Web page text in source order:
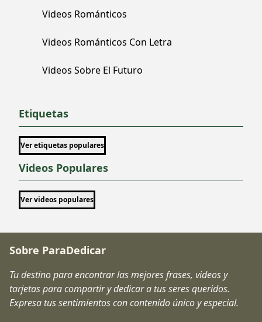
Videos Románticos
Videos Románticos Con Letra
Videos Sobre El Futuro
Etiquetas
Ver etiquetas populares
Videos Populares
Ver videos populares
Sobre ParaDedicar
Tu destino para encontrar las mejores frases, videos y
tarjetas para compartir y dedicar a tus seres queridos.
Expresa tus sentimientos con contenido único y especial.